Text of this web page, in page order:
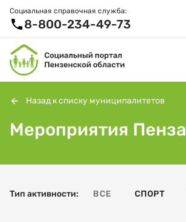
Социальная справочная служба:
8-800-234-49-73
УСЛУГИ И ЛЬГОТЫ
Назад к списку муниципалитетов
Мероприятия Пенза
Тип активности: ВСЕ СПОРТ